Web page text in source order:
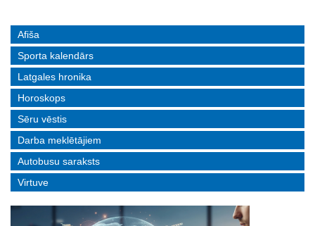
Afiša
Sporta kalendārs
Latgales hronika
Horoskops
Sēru vēstis
Darba meklētājiem
Autobusu saraksts
Virtuve